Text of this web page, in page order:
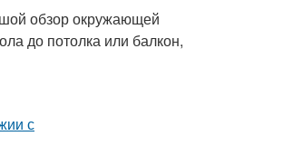
обзор окружающей
до потолка или балкон,